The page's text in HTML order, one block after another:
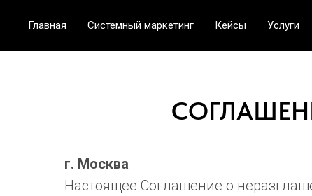
Главная Системный маркетинг Кейсы Услуги
г. Москва
Настоящее Соглашение о